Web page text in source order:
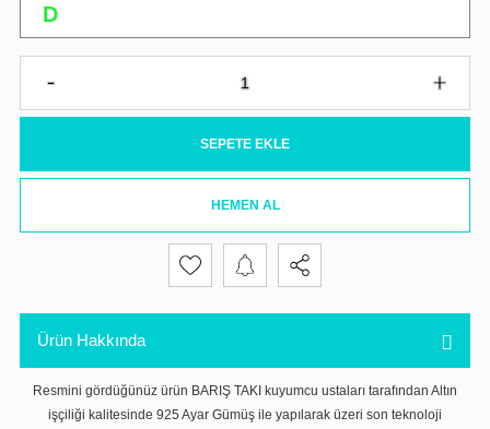
SEPETE EKLE
HEMEN AL
Ürün Hakkında
Resmini gördüğünüz ürün BARIŞ TAKI kuyumcu ustaları tarafından Altın
işçiliği kalitesinde 925 Ayar Gümüş ile yapılarak üzeri son teknoloji